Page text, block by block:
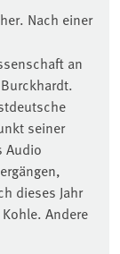
Nach einer
an
seiner
Audio
dieses Jahr
Andere